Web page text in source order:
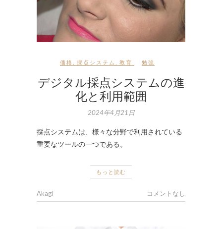
価格 採点システム 教育 勉強
デジタル採点システムの進
化と利用範囲
2024年4月21日
採点システムは、様々な分野で利用されている
重要なツールの一つである。
もっと読む
Akagi コメントなし